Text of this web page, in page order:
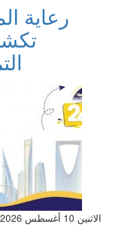
رعاية
الاثنين 10 أغسطس 2026 04:26 صباحاً